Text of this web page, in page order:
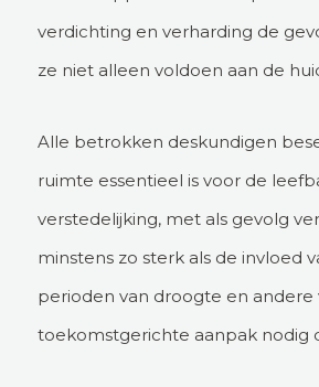
verdichting en verharding de
ze niet alleen voldoen aan de
Alle betrokken deskundigen
ruimte essentieel is voor de
verstedelijking, met als gevolg
minstens zo sterk als de invloed
perioden van droogte en
toekomstgerichte aanpak nodig